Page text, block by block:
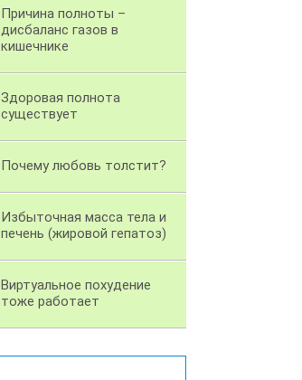
Причина полноты –
дисбаланс газов в
кишечнике
Здоровая полнота
существует
Почему любовь толстит?
Избыточная масса тела и
печень (жировой гепатоз)
Виртуальное похудение
тоже работает